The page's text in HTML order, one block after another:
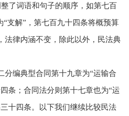
了词语和句子的顺序，如第七百
“支解”，第七百九十四条将概预算
法律内涵不变，除此以外，民法典
分编典型合同第十九章为“运输合
条；合同法分则第十七章也为“运
十四条。以下我们继续比较民法